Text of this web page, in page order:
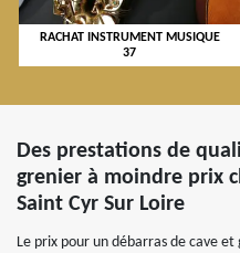
RACHAT INSTRUMENT MUSIQUE
37
Des prestations de
grenier à moindre prix
Saint Cyr Sur Loire
Le prix pour un débarras de cave